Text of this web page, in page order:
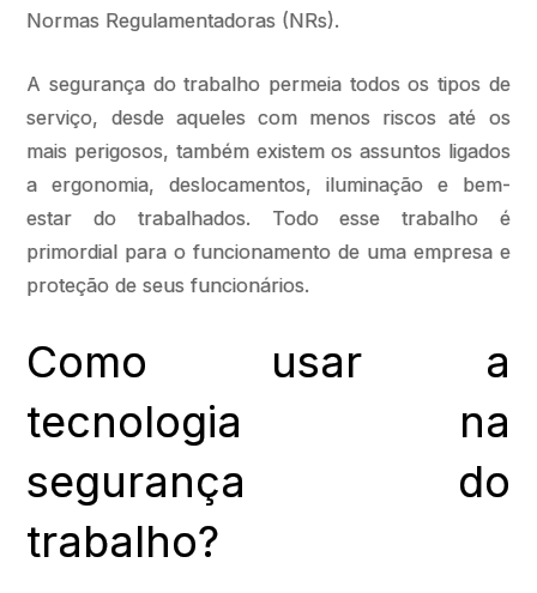
Normas Regulamentadoras (NRs).
A segurança do trabalho permeia todos os tipos de
serviço, desde aqueles com menos riscos até os
mais perigosos, também existem os assuntos ligados
a ergonomia, deslocamentos, iluminação e bem-
estar do trabalhados. Todo esse trabalho é
primordial para o funcionamento de uma empresa e
proteção de seus funcionários.
Como usar a
tecnologia na
segurança do
trabalho?